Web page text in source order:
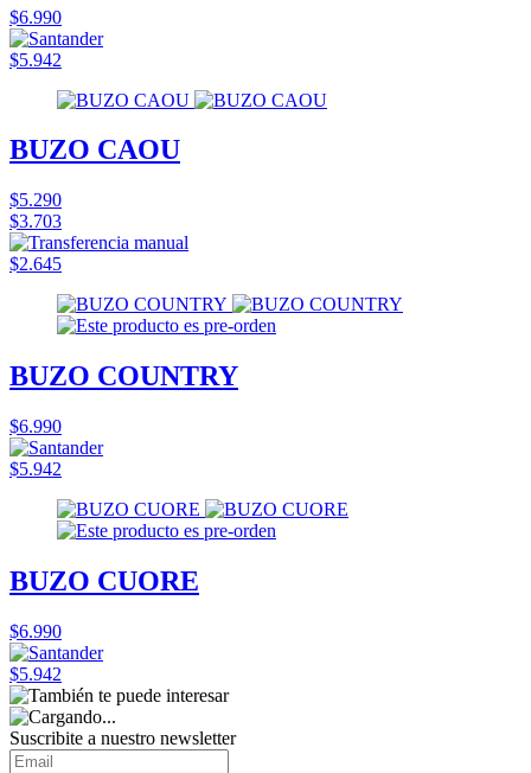
$6.990
$5.942
BUZO CAOU
$5.290
$3.703
$2.645
BUZO COUNTRY
$6.990
$5.942
BUZO CUORE
$6.990
$5.942
Suscribite a nuestro newsletter